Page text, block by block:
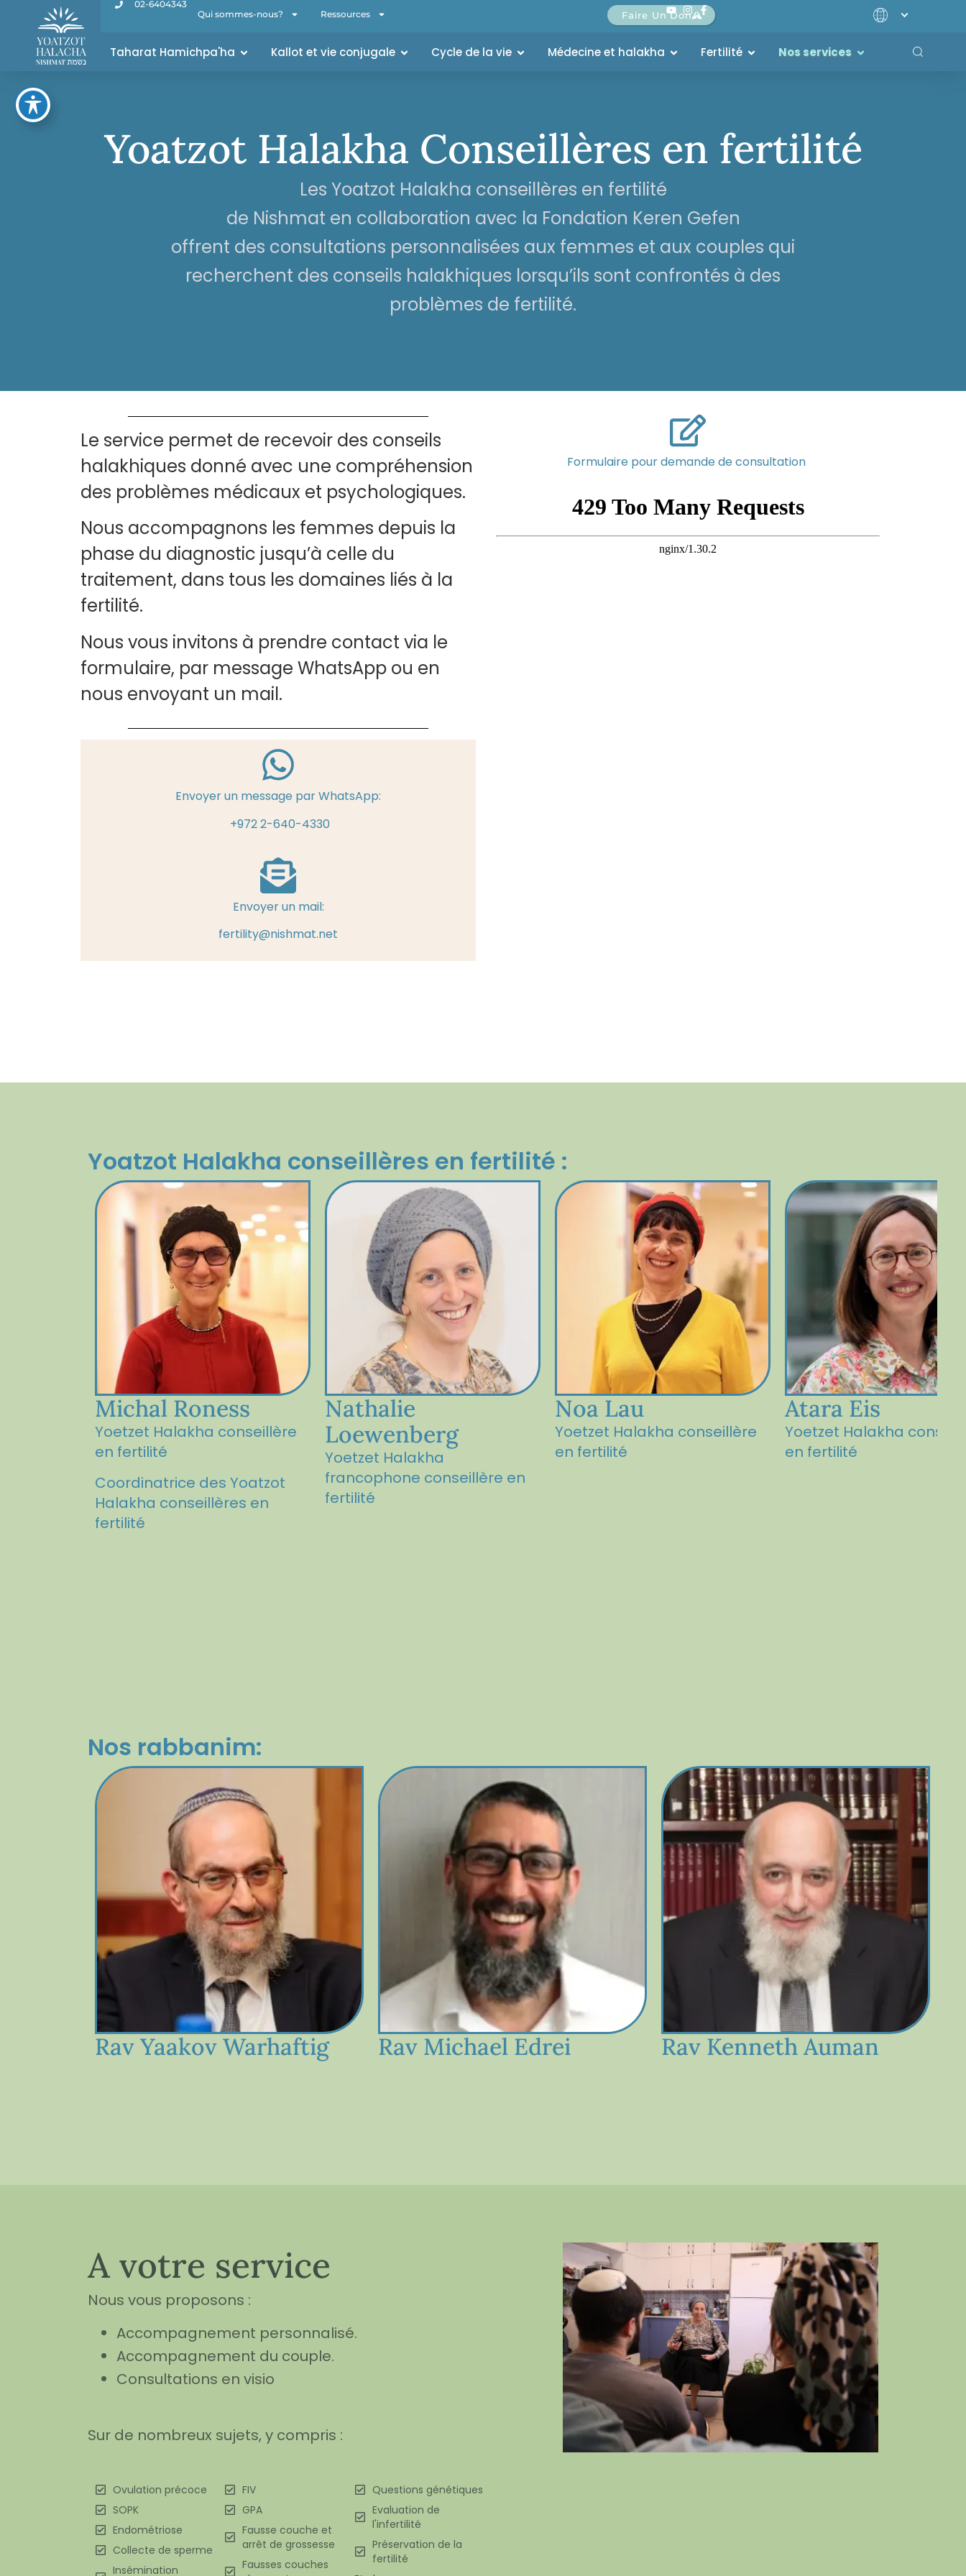
02-6404343
Qui sommes-nous?
Ressources Faire Un Don
Taharat Hamichpa'ha Kallot et vie conjugale Cycle de la vie Médecine et halakha Fertilité Nos services
Yoatzot Halakha Conseillères en fertilité
Les Yoatzot Halakha conseillères en fertilité
de Nishmat en collaboration avec la Fondation Keren Gefen
offrent des consultations personnalisées aux femmes et aux couples qui
recherchent des conseils halakhiques lorsqu’ils sont confrontés à des
problèmes de fertilité.
Le service permet de recevoir des conseils
halakhiques donné avec une compréhension
des problèmes médicaux et psychologiques.
Nous accompagnons les femmes depuis la
phase du diagnostic jusqu’à celle du
traitement, dans tous les domaines liés à la
fertilité.
Nous vous invitons à prendre contact via le
formulaire, par message WhatsApp ou en
nous envoyant un mail.
Envoyer un message par WhatsApp:
+972 2-640-4330
Envoyer un mail:
fertility@nishmat.net
Formulaire pour demande de consultation
Yoatzot Halakha conseillères en fertilité :
Michal Roness
Yoetzet Halakha conseillère
en fertilité
Coordinatrice des Yoatzot
Halakha conseillères en
fertilité
Nathalie
Loewenberg
Yoetzet Halakha
francophone conseillère en
fertilité
Noa Lau
Yoetzet Halakha conseillère
en fertilité
Atara Eis
Yoetzet Halakha
en fertilité
Nos rabbanim:
Rav Yaakov Warhaftig Rav Michael Edrei Rav Kenneth Auman
A votre service
Nous vous proposons :
Accompagnement personnalisé.
Accompagnement du couple.
Consultations en visio
Sur de nombreux sujets, y compris :
Ovulation précoce
SOPK
Endométriose
Collecte de sperme
Insémination
FIV
GPA
Fausse couche et
arrêt de grossesse
Fausses couches
Questions génétiques
Evaluation de
l'infertilité
Préservation de la
fertilité